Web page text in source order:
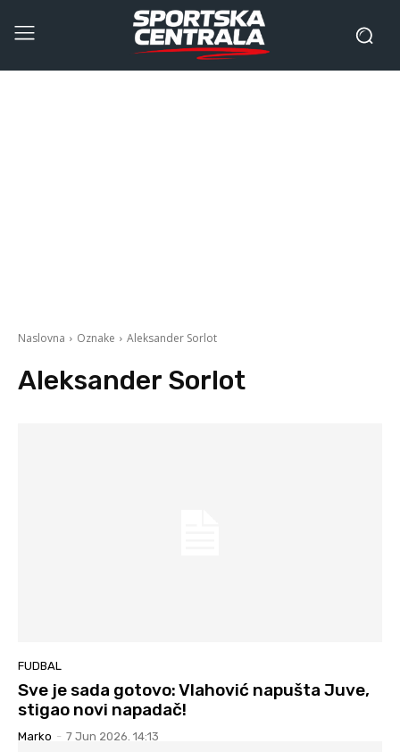
Naslovna Oznake Aleksander Sorlot
Aleksander Sorlot
FUDBAL
Sve je sada gotovo: Vlahović napušta Juve,
stigao novi napadač!
Marko - 7 Jun 2026. 14:13